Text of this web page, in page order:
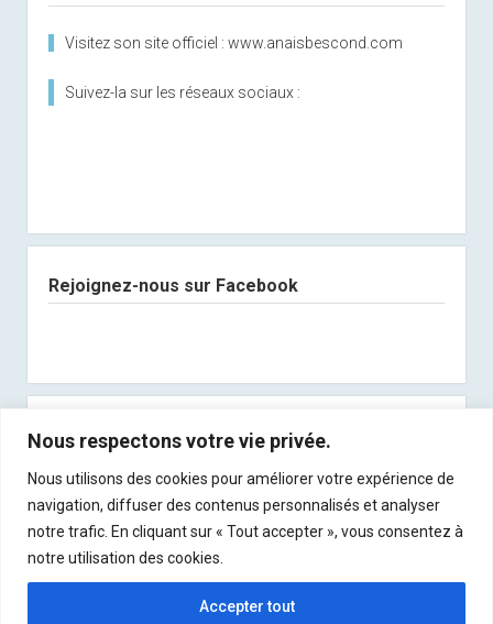
Nous respectons votre vie privée.
Nous utilisons des cookies pour améliorer votre expérience de
navigation, diffuser des contenus personnalisés et analyser
notre trafic. En cliquant sur « Tout accepter », vous consentez à
notre utilisation des cookies.
Accepter tout
Visitez son site officiel : www.anaisbescond.com
Suivez-la sur les réseaux sociaux :
Rejoignez-nous sur Facebook
Abonnez-vous à notre newsletter
Recevez les derniers articles directement dans
votre boite mail !